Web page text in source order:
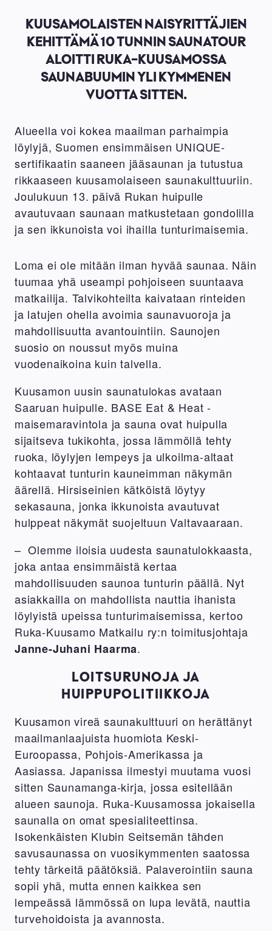
KUUSAMOLAISTEN NAISYRITTÄJIEN
KEHITTÄMÄ 10 TUNNIN SAUNATOUR
ALOITTI RUKA-KUUSAMOSSA
SAUNABUUMIN YLI KYMMENEN
VUOTTA SITTEN.
Alueella voi kokea maailman parhaimpia
löylyjä, Suomen ensimmäisen UNIQUE-
sertifikaatin saaneen jääsaunan ja tutustua
rikkaaseen kuusamolaiseen saunakulttuuriin.
Joulukuun 13. päivä Rukan huipulle
avautuvaan saunaan matkustetaan gondolilla
ja sen ikkunoista voi ihailla tunturimaisemia.
Loma ei ole mitään ilman hyvää saunaa. Näin
tuumaa yhä useampi pohjoiseen suuntaava
matkailija. Talvikohteilta kaivataan rinteiden
ja latujen ohella avoimia saunavuoroja ja
mahdollisuutta avantouintiin. Saunojen
suosio on noussut myös muina
vuodenaikoina kuin talvella.
Kuusamon uusin saunatulokas avataan
Saaruan huipulle. BASE Eat & Heat -
maisemaravintola ja sauna ovat huipulla
sijaitseva tukikohta, jossa lämmöllä tehty
ruoka, löylyjen lempeys ja ulkoilma-altaat
kohtaavat tunturin kauneimman näkymän
äärellä. Hirsiseinien kätköistä löytyy
sekasauna, jonka ikkunoista avautuvat
hulppeat näkymät suojeltuun Valtavaaraan.
– Olemme iloisia uudesta saunatulokkaasta,
joka antaa ensimmäistä kertaa
mahdollisuuden saunoa tunturin päällä. Nyt
asiakkailla on mahdollista nauttia ihanista
löylyistä upeissa tunturimaisemissa, kertoo
Ruka-Kuusamo Matkailu ry:n toimitusjohtaja
Janne-Juhani Haarma.
LOITSURUNOJA JA
HUIPPUPOLITIIKKOJA
Kuusamon vireä saunakulttuuri on herättänyt
maailmanlaajuista huomiota Keski-
Euroopassa, Pohjois-Amerikassa ja
Aasiassa. Japanissa ilmestyi muutama vuosi
sitten Saunamanga-kirja, jossa esitellään
alueen saunoja. Ruka-Kuusamossa jokaisella
saunalla on omat spesialiteettinsa.
Isokenkäisten Klubin Seitsemän tähden
savusaunassa on vuosikymmenten saatossa
tehty tärkeitä päätöksiä. Palaverointiin sauna
sopii yhä, mutta ennen kaikkea sen
lempeässä lämmössä on lupa levätä, nauttia
turvehoidoista ja avannosta.